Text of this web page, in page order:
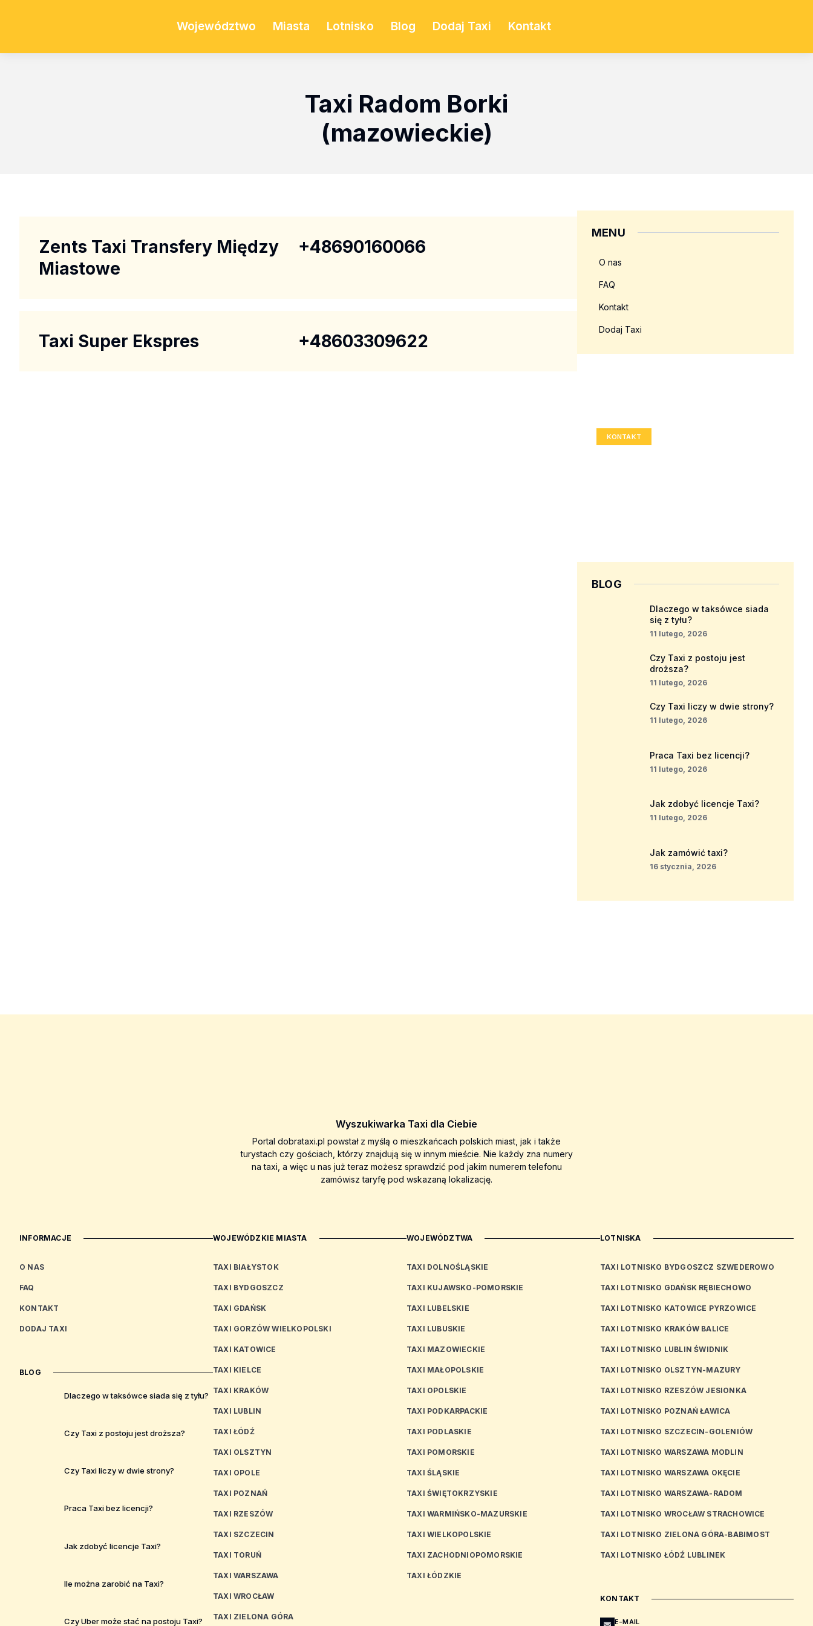
Województwo Miasta Lotnisko Blog Dodaj Taxi Kontakt
Taxi Radom Borki
(mazowieckie)
Zents Taxi Transfery Między
Miastowe
+48690160066
Taxi Super Ekspres +48603309622
MENU
O nas
FAQ
Kontakt
Dodaj Taxi
KONTAKT
BLOG
Dlaczego w taksówce siada
się z tyłu?
11 lutego, 2026
Czy Taxi z postoju jest
droższa?
11 lutego, 2026
Czy Taxi liczy w dwie strony?
11 lutego, 2026
Praca Taxi bez licencji?
11 lutego, 2026
Jak zdobyć licencje Taxi?
11 lutego, 2026
Jak zamówić taxi?
16 stycznia, 2026
Wyszukiwarka Taxi dla Ciebie
Portal dobrataxi.pl powstał z myślą o mieszkańcach polskich miast, jak i także
turystach czy gościach, którzy znajdują się w innym mieście. Nie każdy zna numery
na taxi, a więc u nas już teraz możesz sprawdzić pod jakim numerem telefonu
zamówisz taryfę pod wskazaną lokalizację.
INFORMACJE
O NAS
FAQ
KONTAKT
DODAJ TAXI
BLOG
Dlaczego w taksówce siada się z tyłu?
Czy Taxi z postoju jest droższa?
Czy Taxi liczy w dwie strony?
Praca Taxi bez licencji?
Jak zdobyć licencje Taxi?
Ile można zarobić na Taxi?
Czy Uber może stać na postoju Taxi?
WOJEWÓDZKIE MIASTA
TAXI BIAŁYSTOK
TAXI BYDGOSZCZ
TAXI GDAŃSK
TAXI GORZÓW WIELKOPOLSKI
TAXI KATOWICE
TAXI KIELCE
TAXI KRAKÓW
TAXI LUBLIN
TAXI ŁÓDŹ
TAXI OLSZTYN
TAXI OPOLE
TAXI POZNAŃ
TAXI RZESZÓW
TAXI SZCZECIN
TAXI TORUŃ
TAXI WARSZAWA
TAXI WROCŁAW
TAXI ZIELONA GÓRA
WOJEWÓDZTWA
TAXI DOLNOŚLĄSKIE
TAXI KUJAWSKO-POMORSKIE
TAXI LUBELSKIE
TAXI LUBUSKIE
TAXI MAZOWIECKIE
TAXI MAŁOPOLSKIE
TAXI OPOLSKIE
TAXI PODKARPACKIE
TAXI PODLASKIE
TAXI POMORSKIE
TAXI ŚLĄSKIE
TAXI ŚWIĘTOKRZYSKIE
TAXI WARMIŃSKO-MAZURSKIE
TAXI WIELKOPOLSKIE
TAXI ZACHODNIOPOMORSKIE
TAXI ŁÓDZKIE
LOTNISKA
TAXI LOTNISKO BYDGOSZCZ SZWEDEROWO
TAXI LOTNISKO GDAŃSK RĘBIECHOWO
TAXI LOTNISKO KATOWICE PYRZOWICE
TAXI LOTNISKO KRAKÓW BALICE
TAXI LOTNISKO LUBLIN ŚWIDNIK
TAXI LOTNISKO OLSZTYN-MAZURY
TAXI LOTNISKO RZESZÓW JESIONKA
TAXI LOTNISKO POZNAŃ ŁAWICA
TAXI LOTNISKO SZCZECIN-GOLENIÓW
TAXI LOTNISKO WARSZAWA MODLIN
TAXI LOTNISKO WARSZAWA OKĘCIE
TAXI LOTNISKO WARSZAWA-RADOM
TAXI LOTNISKO WROCŁAW STRACHOWICE
TAXI LOTNISKO ZIELONA GÓRA-BABIMOST
TAXI LOTNISKO ŁÓDŹ LUBLINEK
KONTAKT
E-MAIL